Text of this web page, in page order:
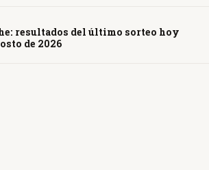
resultados del último sorteo hoy
de 2026